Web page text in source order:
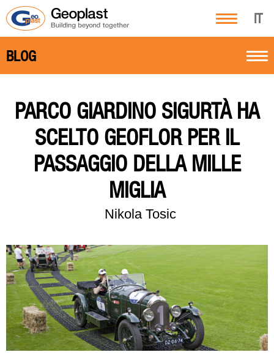
IT
BLOG
PARCO GIARDINO SIGURTÀ HA
SCELTO GEOFLOR PER IL
PASSAGGIO DELLA MILLE
MIGLIA
Nikola Tosic